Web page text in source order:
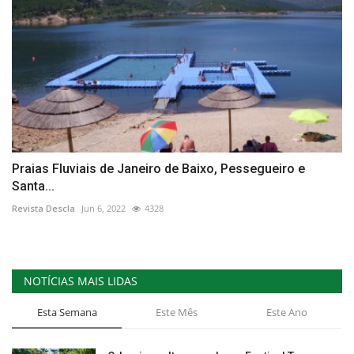
Praias Fluviais de Janeiro de Baixo, Pessegueiro e
Santa...
Revista Descla Jun 6, 2022 4328
NOTÍCIAS MAIS LIDAS
Esta Semana Este Mês Este Ano